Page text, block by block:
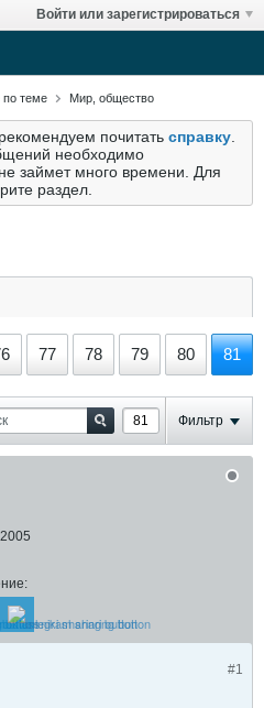
Войти или зарегистрироваться
по теме Мир, общество
почитать справку
необходимо
займет много времени. Для
раздел.
77 78 79 80 81
Фильтр
#1